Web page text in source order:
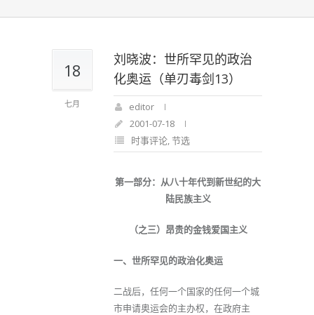
18
七月
刘晓波：世所罕见的政治
化奥运（单刃毒剑13）
editor
2001-07-18
时事评论,节选
第一部分：从八十年代到新世纪的大
陆民族主义
（之三）昂贵的金钱爱国主义
一、世所罕见的政治化奥运
二战后，任何一个国家的任何一个城
市申请奥运会的主办权，在政府主